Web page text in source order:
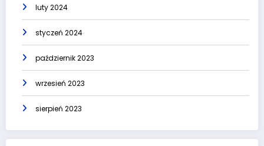
luty 2024
styczeń 2024
październik 2023
wrzesień 2023
sierpień 2023